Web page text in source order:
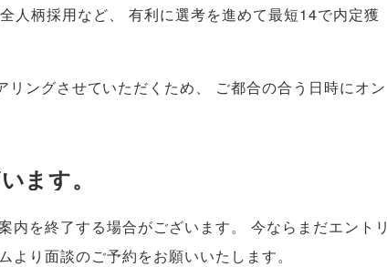
人柄採用など
有利に選考を進めて最短14で内定獲
リングさせていただくため
ご都合の合う日時にオン
ます。
内を終了する場合がございます。
今ならまだエントリ
より面談のご予約をお願いいたします。